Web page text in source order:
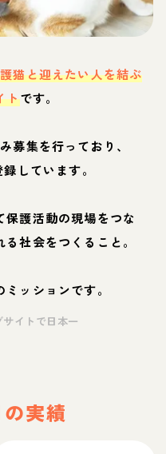
猫と迎えたい人を結ぶ
トです。
募集を行っており、
しています。
護活動の現場をつな
社会をつくること。
ッションです。
イトで日本一
実績